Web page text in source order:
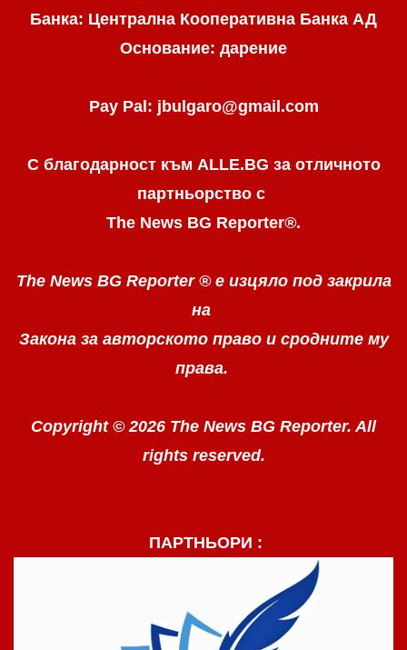
Банка: Централна Кооперативна Банка АД
Основание: дарение
Pay Pal: jbulgaro@gmail.com
С благодарност към ALLE.BG за отличното
партньорство с
The News BG Reporter®.
The News BG Reporter ® е изцяло под закрила
на
Закона за авторското право и сродните му
права.
Copyright © 2026 The News BG Reporter. All
rights reserved.
ПАРТНЬОРИ :